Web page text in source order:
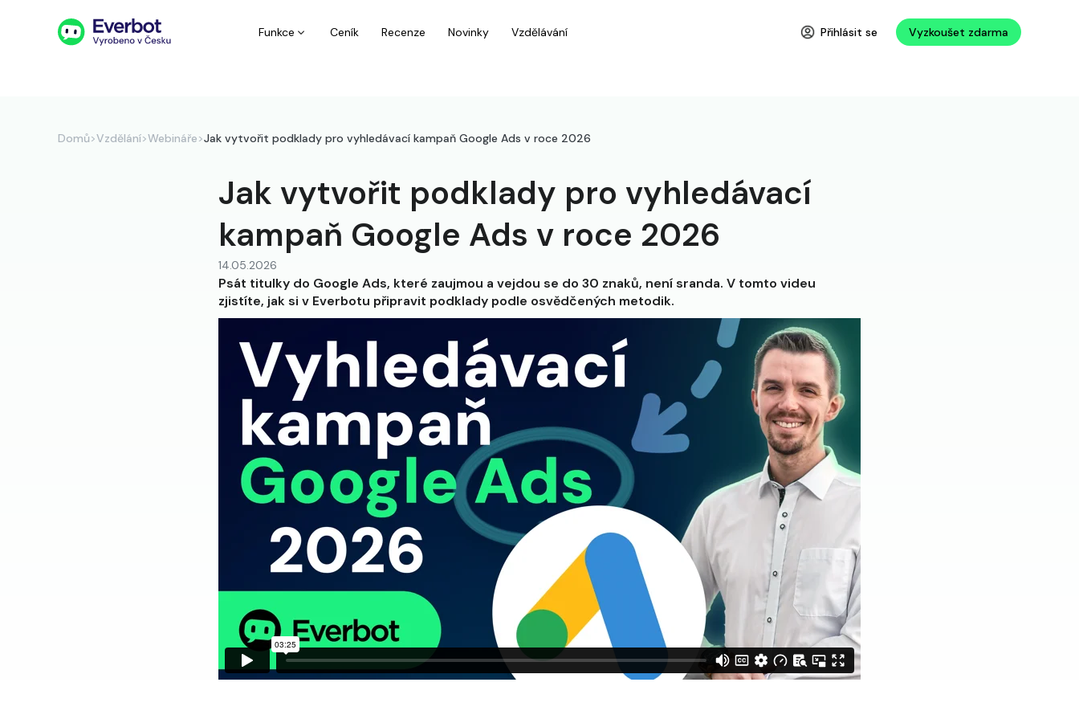
Funkce Ceník Recenze Novinky Vzdělávání Přihlásit se Vyzkoušet zdarma
Domů>Vzdělání>Webináře>Jak vytvořit podklady pro vyhledávací kampaň Google Ads v roce 2026
Jak vytvořit podklady pro vyhledávací
kampaň Google Ads v roce 2026
14.05.2026
Psát titulky do Google Ads, které zaujmou a vejdou se do 30 znaků, není sranda. V tomto videu
zjistíte, jak si v Everbotu připravit podklady podle osvědčených metodik.